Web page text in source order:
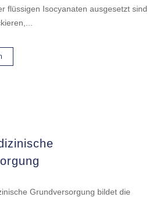
flüssigen Isocyanaten ausgesetzt sind
Grundversorgung bildet die